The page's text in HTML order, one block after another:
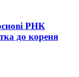
РНК
до кореня